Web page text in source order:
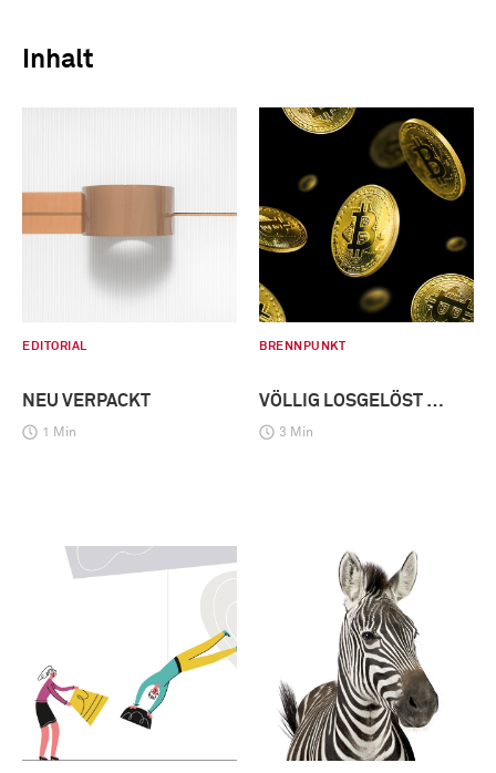
Inhalt
EDITORIAL
NEU VERPACKT
1 Min
BRENNPUNKT
VÖLLIG LOSGELÖST …
3 Min